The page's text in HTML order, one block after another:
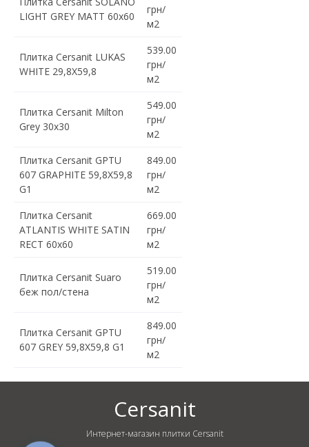
LIGHT GREY MATT 60x60
грн/
м2
Плитка Cersanit LUKAS
WHITE 29,8X59,8
539.00
грн/
м2
Плитка Cersanit Milton
Grey 30x30
549.00
грн/
м2
Плитка Cersanit GPTU
607 GRAPHITE 59,8X59,8
G1
849.00
грн/
м2
Плитка Cersanit
ATLANTIS WHITE SATIN
RECT 60x60
669.00
грн/
м2
Плитка Cersanit Suaro
беж пол/стена
519.00
грн/
м2
Плитка Cersanit GPTU
607 GREY 59,8X59,8 G1
849.00
грн/
м2
Cersanit
Интернет-магазин плитки Cersanit